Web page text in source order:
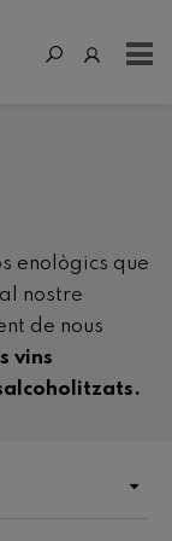
enològics que
nostre
de nous
vins